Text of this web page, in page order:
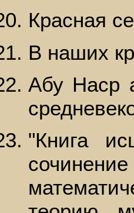
Красная
В наших
Абу Наср
"Книга